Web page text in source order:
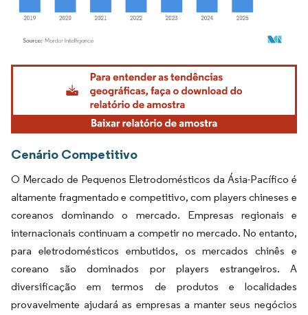
Imagem © Mordor Intelligence. O reuso requer atribuição conforme CC BY 4.0.
Cenário Competitivo
O Mercado de Pequenos Eletrodomésticos da Ásia-Pacífico é
altamente fragmentado e competitivo, com players chineses e
coreanos dominando o mercado. Empresas regionais e
internacionais continuam a competir no mercado. No entanto,
para eletrodomésticos embutidos, os mercados chinês e
coreano são dominados por players estrangeiros. A
diversificação em termos de produtos e localidades
provavelmente ajudará as empresas a manter seus negócios